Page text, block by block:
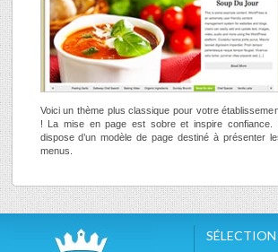
Voici un thème plus classique pour votre
! La mise en page est sobre et inspire confiance.
dispose d’un modèle de page destiné à présenter
menus.
SÉLECTION